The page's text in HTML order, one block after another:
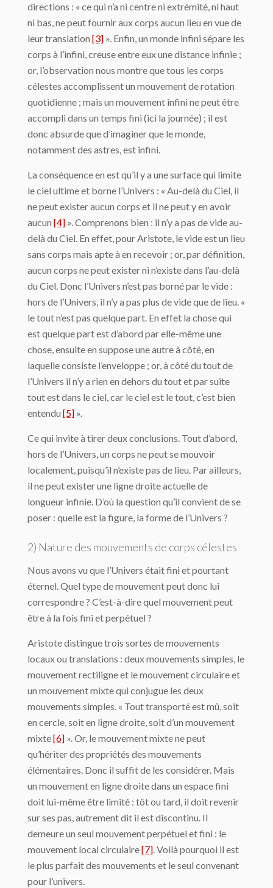
directions : « ce qui n’a ni centre ni extrémité, ni haut
ni bas, ne peut fournir aux corps aucun lieu en vue de
leur translation [3] ». Enfin, un monde infini sépare les
corps à l’in­fini, creuse entre eux une distance infinie ;
or, l’observation nous montre que tous les corps
célestes accomplissent un mouvement de rotation
quotidienne ; mais un mouve­ment infini ne peut être
accompli dans un temps fini (ici la journée) ; il est
donc absurde que d’imaginer que le monde,
notamment des astres, est infini.
La conséquence en est qu’il y a une surface qui limite
le ciel ultime et borne l’Univers : « Au-delà du Ciel, il
ne peut exister aucun corps et il ne peut y en avoir
aucun [4] ». Comprenons bien : il n’y a pas de vide au-
delà du Ciel. En effet, pour Aristote, le vide est un lieu
sans corps mais apte à en recevoir ; or, par définition,
aucun corps ne peut exister ni n’existe dans l’au-delà
du Ciel. Donc l’Univers n’est pas borné par le vide :
hors de l’Univers, il n’y a pas plus de vide que de lieu. «
le tout n’est pas quelque part. En effet la chose qui
est quelque part est d’abord par elle-même une
chose, ensuite en suppose une autre à côté, en
laquelle consiste l’enveloppe ; or, à côté du tout de
l’Univers il n’y a rien en dehors du tout et par suite
tout est dans le ciel, car le ciel est le tout, c’est bien
entendu [5] ».
Ce qui invite à tirer deux conclusions. Tout d’abord,
hors de l’Univers, un corps ne peut se mouvoir
localement, puisqu’il n’existe pas de lieu. Par ailleurs,
il ne peut exister une ligne droite actuelle de
longueur infinie. D’où la question qu’il convient de se
poser : quelle est la figure, la forme de l’Univers ?
2) Nature des mouvements de corps célestes
Nous avons vu que l’Univers était fini et pourtant
éternel. Quel type de mouvement peut donc lui
correspondre ? C’est-à-dire quel mouvement peut
être à la fois fini et perpétuel ?
Aristote distingue trois sortes de mouvements
locaux ou translations : deux mouve­ments simples, le
mouvement rectiligne et le mouvement circulaire et
un mouvement mixte qui conjugue les deux
mouvements simples. « Tout transporté est mû, soit
en cercle, soit en ligne droite, soit d’un mouvement
mixte[6] ». Or, le mouvement mixte ne peut
qu’hériter des propriétés des mouvements
élémentaires. Donc il suffit de les considérer. Mais
un mouvement en ligne droite dans un espace fini
doit lui-même être limité : tôt ou tard, il doit revenir
sur ses pas, autrement dit il est discontinu. Il
demeure un seul mouve­ment perpétuel et fini : le
mouvement local circulaire[7]. Voilà pourquoi il est
le plus parfait des mouvements et le seul convenant
pour l’univers.